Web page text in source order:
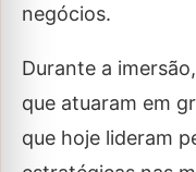
negócios.
Durante a
que atuaram em
que hoje lideram